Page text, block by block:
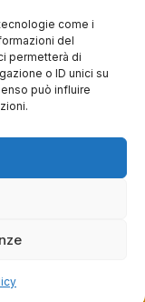
come i
del
permetterà di
o ID unici su
può influire